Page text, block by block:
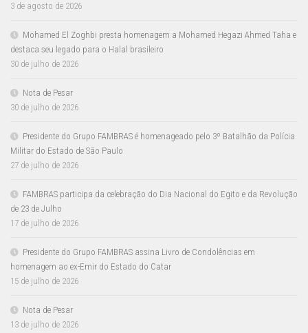
3 de agosto de 2026
Mohamed El Zoghbi presta homenagem a Mohamed Hegazi Ahmed Taha e
destaca seu legado para o Halal brasileiro
30 de julho de 2026
Nota de Pesar
30 de julho de 2026
Presidente do Grupo FAMBRAS é homenageado pelo 3º Batalhão da Polícia
Militar do Estado de São Paulo
27 de julho de 2026
FAMBRAS participa da celebração do Dia Nacional do Egito e da Revolução
de 23 de Julho
17 de julho de 2026
Presidente do Grupo FAMBRAS assina Livro de Condolências em
homenagem ao ex-Emir do Estado do Catar
15 de julho de 2026
Nota de Pesar
13 de julho de 2026